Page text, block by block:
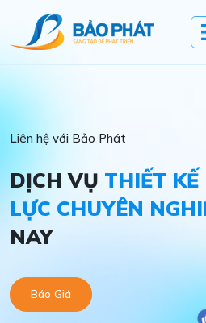
Liên hệ với Bảo Phát
DỊCH VỤ THIẾT KẾ
LỰC CHUYÊN
NAY
Báo Giá